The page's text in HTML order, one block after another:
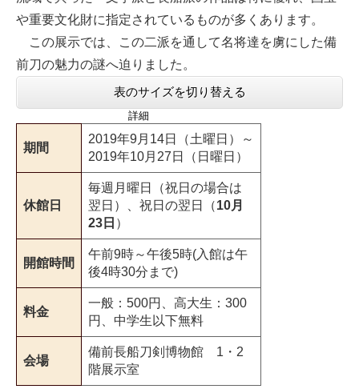
や重要文化財に指定されているものが多くあります。
この展示では、この二派を通して名将達を虜にした備
前刀の魅力の謎へ迫りました。
表のサイズを切り替える
詳細
期間
2019年9月14日（土曜日）～
2019年10月27日（日曜日）
休館日
毎週月曜日（祝日の場合は
翌日）、祝日の翌日（10月
23日 ）
開館時間
午前9時～午後5時(入館は午
後4時30分まで)
料金
一般：500円、高大生：300
円、中学生以下無料
会場
備前長船刀剣博物館 1・2
階展示室